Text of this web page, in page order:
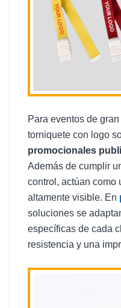
Para eventos de
torniquete con logo
promocionales
Además de cumplir
control, actúan como
altamente visible. En
soluciones se
específicas de cada
resistencia y una